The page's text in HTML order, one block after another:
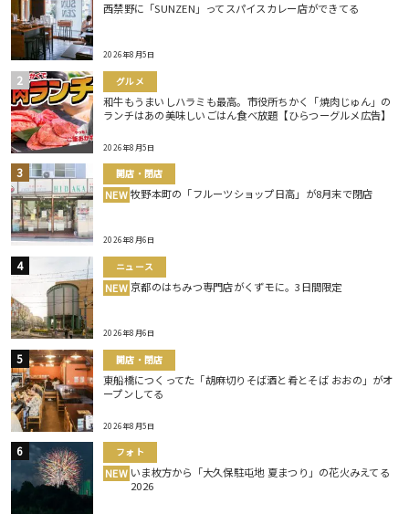
西禁野に「SUNZEN」ってスパイスカレー店ができてる
2026年8月5日
グルメ
和牛もうまいしハラミも最高。市役所ちかく「焼肉じゅん」の
ランチはあの美味しいごはん食べ放題【ひらつーグルメ広告】
2026年8月5日
開店・閉店
NEW 牧野本町の「フルーツショップ日高」が8月末で閉店
2026年8月6日
ニュース
NEW 京都のはちみつ専門店がくずモに。3日間限定
2026年8月6日
開店・閉店
東船橋につくってた「胡麻切りそば酒と肴とそば おおの」がオ
ープンしてる
2026年8月5日
フォト
NEW いま枚方から「大久保駐屯地 夏まつり」の花火みえてる
2026